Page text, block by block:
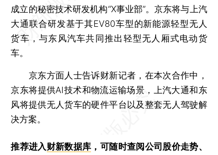
成立的秘密技术研发机构“X事业部”。京东将与上汽
大通联合研发基于其EV80车型的新能源轻型无人
货车，与东风汽车共同推出轻型无人厢式电动货
车。
京东方面人士告诉财新记者，在本次合作中，
京东将提供AI技术和物流运输场景，上汽大通和东
风将提供无人货车的硬件平台以及整套无人驾驶解
决方案。
推荐进入财新数据库 ，可随时查阅公司股价走势、